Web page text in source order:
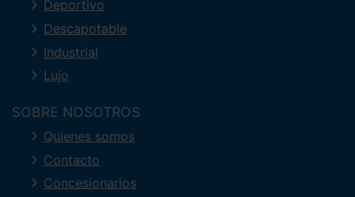
Deportivo
Descapotable
Industrial
Lujo
SOBRE NOSOTROS
Quienes somos
Contacto
Concesionarios